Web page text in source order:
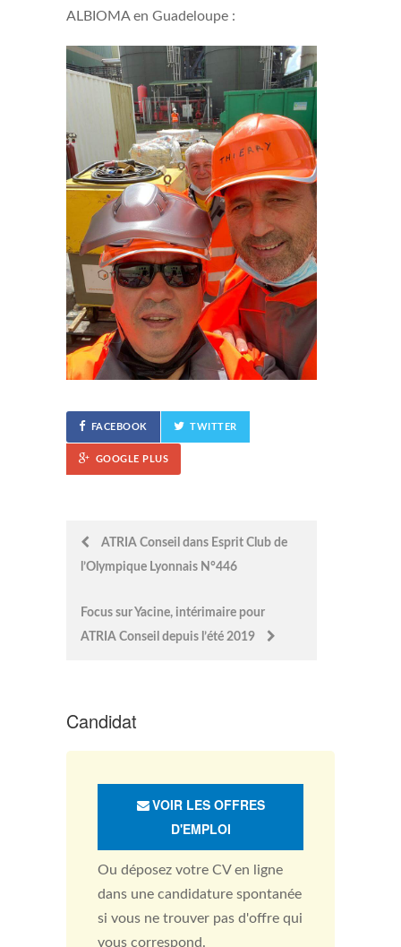
ALBIOMA en Guadeloupe :
FACEBOOK TWITTER
GOOGLE PLUS
Post
navigation
ATRIA Conseil dans Esprit Club de
l’Olympique Lyonnais N°446
Focus sur Yacine, intérimaire pour
ATRIA Conseil depuis l’été 2019
Candidat
VOIR LES OFFRES
D'EMPLOI
Ou déposez votre CV en ligne
dans une candidature spontanée
si vous ne trouver pas d'offre qui
vous correspond.